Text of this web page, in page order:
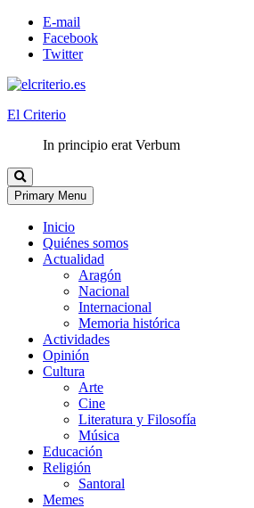
E-mail
Facebook
Twitter
El Criterio
In principio erat Verbum
Primary Menu
Inicio
Quiénes somos
Actualidad
Aragón
Nacional
Internacional
Memoria histórica
Actividades
Opinión
Cultura
Arte
Cine
Literatura y Filosofía
Música
Educación
Religión
Santoral
Memes